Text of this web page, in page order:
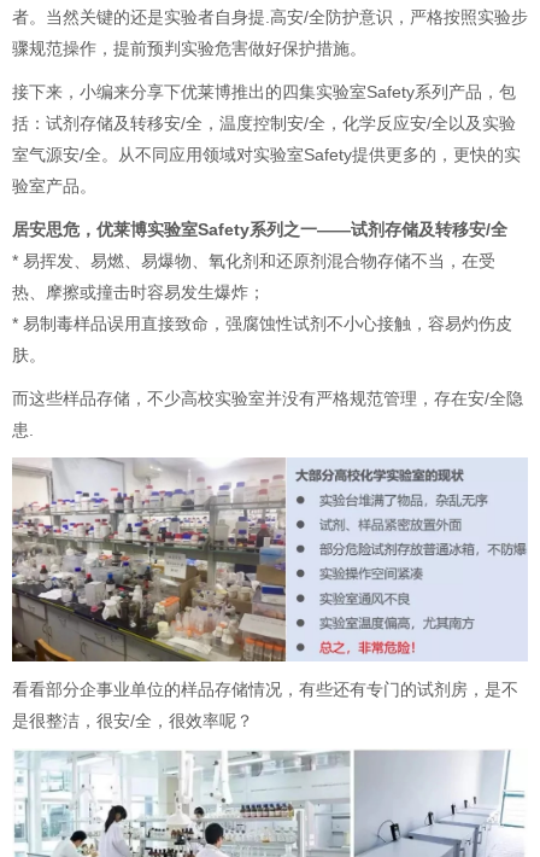
者。当然关键的还是实验者自身提.高安/全防护意识，严格按照实验步
骤规范操作，提前预判实验危害做好保护措施。
接下来，小编来分享下优莱博推出的四集实验室Safety系列产品，包
括：试剂存储及转移安/全，温度控制安/全，化学反应安/全以及实验
室气源安/全。从不同应用领域对实验室Safety提供更多的，更快的实
验室产品。
居安思危，优莱博实验室Safety系列之一——试剂存储及转移安/全
* 易挥发、易燃、易爆物、氧化剂和还原剂混合物存储不当，在受
热、摩擦或撞击时容易发生爆炸；
* 易制毒样品误用直接致命，强腐蚀性试剂不小心接触，容易灼伤皮
肤。
而这些样品存储，不少高校实验室并没有严格规范管理，存在安/全隐
患.
看看部分企事业单位的样品存储情况，有些还有专门的试剂房，是不
是很整洁，很安/全，很效率呢？